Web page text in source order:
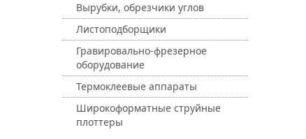
Вырубки, обрезчики углов
Листоподборщики
Гравировально-фрезерное
оборудование
Термоклеевые аппараты
Широкоформатные струйные
плоттеры